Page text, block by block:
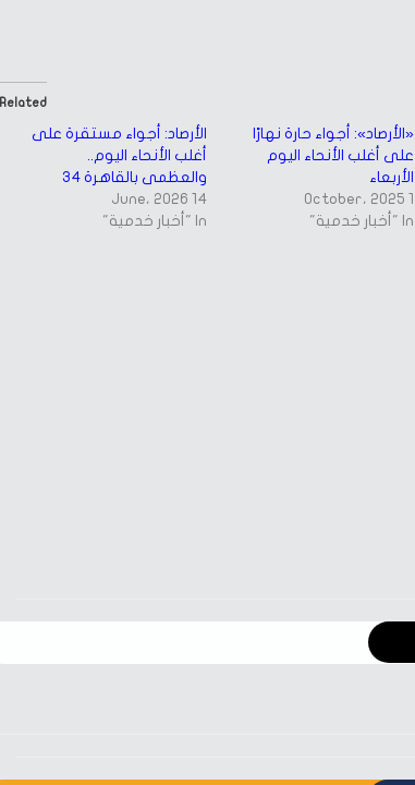
Related
الأرصاد: أجواء مستقرة على
أغلب الأنحاء اليوم..
والعظمى بالقاهرة 34
14 June، 2026
In "أخبار خدمية"
«الأرصاد»: أجواء حارة نهارًا
على أغلب الأنحاء اليوم
الأربعاء
1 October، 2025
In "أخبار خدمية"